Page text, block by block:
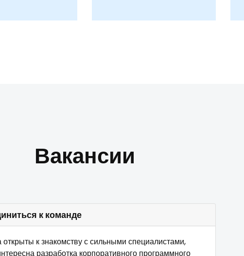
Вакансии
к команде
к знакомству с сильными специалистами,
разработка корпоративного программного